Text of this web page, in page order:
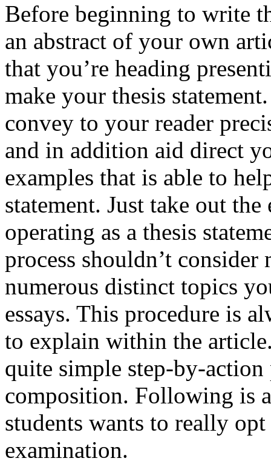
Before beginning to write
an abstract of your own
that you’re heading
make your thesis
convey to your reader
and in addition aid direct
examples that is able to
statement. Just take out
operating as a thesis
process shouldn’t consider
numerous distinct topics
essays. This procedure is
to explain within the
quite simple step-by-action
composition. Following is
students wants to really
examination.